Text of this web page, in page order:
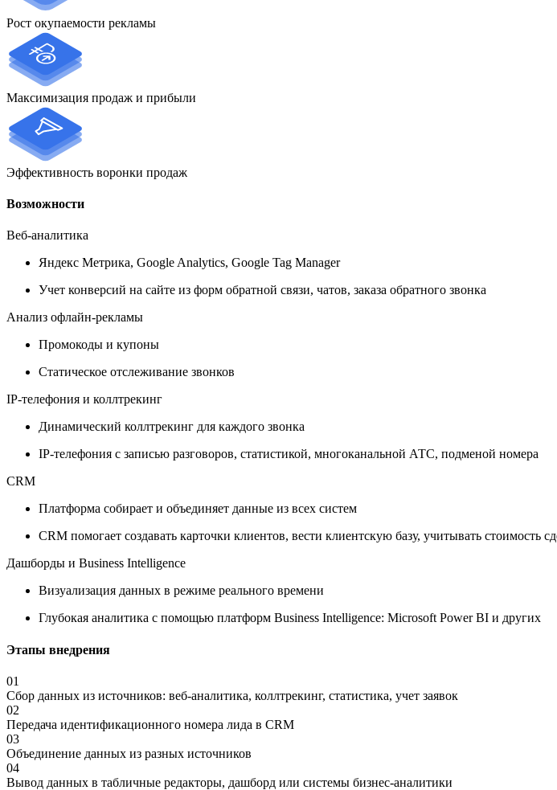
Рост окупаемости рекламы
Максимизация продаж и прибыли
Эффективность воронки продаж
Возможности
Веб-аналитика
Яндекс Метрика, Google Analytics, Google Tag Manager
Учет конверсий на сайте из форм обратной связи, чатов, заказа обратного звонка
Анализ офлайн-рекламы
Промокоды и купоны
Статическое отслеживание звонков
IP-телефония и коллтрекинг
Динамический коллтрекинг для каждого звонка
IP-телефония с записью разговоров, статистикой, многоканальной АТС, подменой номера
CRM
Платформа собирает и объединяет данные из всех систем
CRM помогает создавать карточки клиентов, вести клиентскую базу, учитывать стоимость
Дашборды и Business Intelligence
Визуализация данных в режиме реального времени
Глубокая аналитика с помощью платформ Business Intelligence: Microsoft Power BI и других
Этапы внедрения
01
Сбор данных из источников: веб-аналитика, коллтрекинг, статистика, учет заявок
02
Передача идентификационного номера лида в CRM
03
Объединение данных из разных источников
04
Вывод данных в табличные редакторы, дашборд или системы бизнес-аналитики